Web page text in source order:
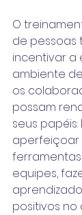
O
de pessoas
incentivar a
ambiente
os
possam
seus
aperfeiçoar
equipes,
positivos